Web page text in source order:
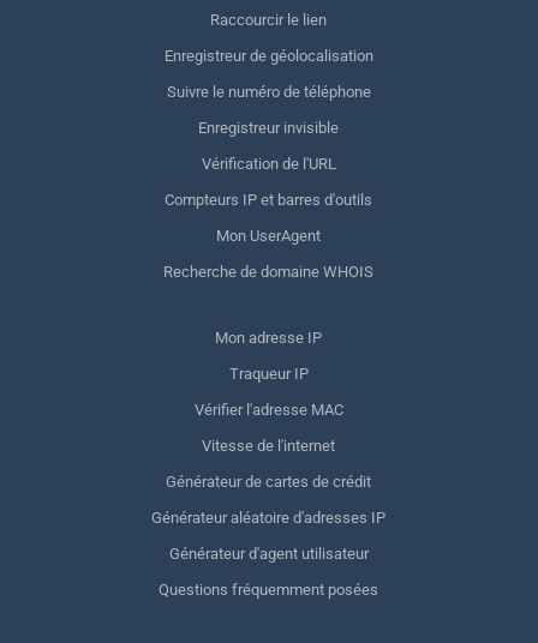
Raccourcir le lien
Enregistreur de géolocalisation
Suivre le numéro de téléphone
Enregistreur invisible
Vérification de l'URL
Compteurs IP et barres d'outils
Mon UserAgent
Recherche de domaine WHOIS
Mon adresse IP
Traqueur IP
Vérifier l'adresse MAC
Vitesse de l'internet
Générateur de cartes de crédit
Générateur aléatoire d'adresses IP
Générateur d'agent utilisateur
Questions fréquemment posées